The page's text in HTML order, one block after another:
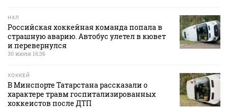
НХЛ
Российская хоккейная команда попала в
страшную аварию. Автобус улетел в кювет
и перевернулся
30 июля 16:36
ХОККЕЙ
В Минспорте Татарстана рассказали о
характере травм госпитализированных
хоккеистов после ДТП